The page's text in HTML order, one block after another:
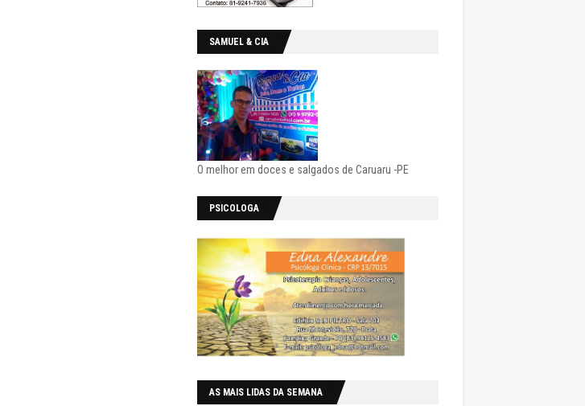
SAMUEL & CIA
O melhor em doces e salgados de Caruaru -PE
PSICOLOGA
AS MAIS LIDAS DA SEMANA